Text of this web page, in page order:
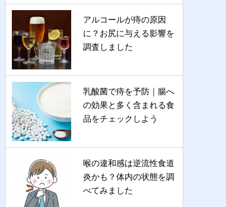
アルコールが痔の原因
に？お尻に与える影響を
調査しました
乳酸菌で痔を予防｜腸へ
の効果と多く含まれる食
品をチェックしよう
喉の違和感は逆流性食道
炎かも？体内の状態を調
べてみました